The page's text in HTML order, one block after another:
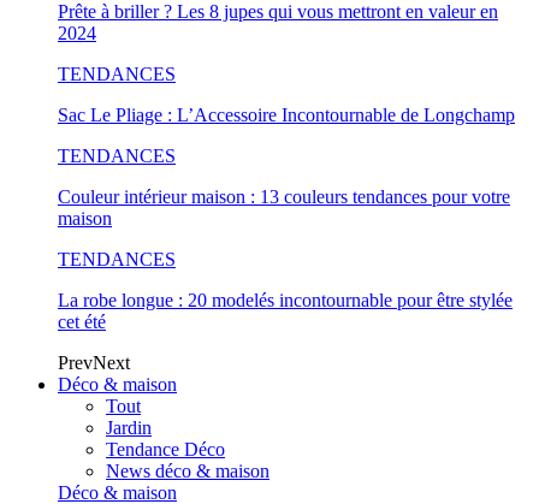
Prête à briller ? Les 8 jupes qui vous mettront en valeur en
2024
TENDANCES
Sac Le Pliage : L’Accessoire Incontournable de Longchamp
TENDANCES
Couleur intérieur maison : 13 couleurs tendances pour votre
maison
TENDANCES
La robe longue : 20 modelés incontournable pour être stylée
cet été
PrevNext
Déco & maison
Tout
Jardin
Tendance Déco
News déco & maison
Déco & maison